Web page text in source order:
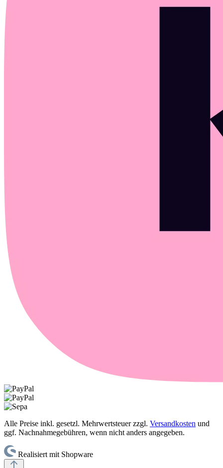
Alle Preise inkl. gesetzl. Mehrwertsteuer zzgl. Versandkosten und
ggf. Nachnahmegebühren, wenn nicht anders angegeben.
Realisiert mit Shopware